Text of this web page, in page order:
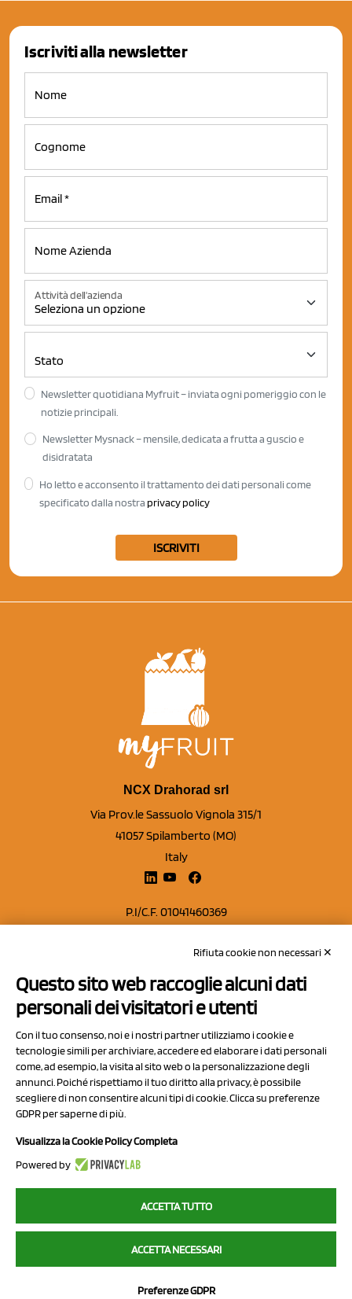
Iscriviti alla newsletter
Attività dell'azienda
Newsletter quotidiana Myfruit – inviata ogni pomeriggio con le
notizie principali.
Newsletter Mysnack – mensile, dedicata a frutta a guscio e
disidratata
Ho letto e acconsento il trattamento dei dati personali come
specificato dalla nostra privacy policy
ISCRIVITI
NCX Drahorad srl
Via Prov.le Sassuolo Vignola 315/1
41057 Spilamberto (MO)
Italy
P.I/C.F. 01041460369
Capitale sociale Euro 50.000,00 i.v.
Contatti
Privacy Policy
Cookie Policy
Chi Siamo
2023 NCX Drahorad srl - All rights reserved
myfruit.it è parte del network diNCX DRAHORAD
NCX Drahorad - Via Provinciale Vignola-Sassuolo 315/1 - 41057
Rifiuta cookie non necessari ✕
Questo sito web raccoglie alcuni dati
personali dei visitatori e utenti
Con il tuo consenso, noi e i nostri partner utilizziamo i cookie e
tecnologie simili per archiviare, accedere ed elaborare i dati personali
come, ad esempio, la visita al sito web o la personalizzazione degli
annunci. Poiché rispettiamo il tuo diritto alla privacy, è possibile
scegliere di non consentire alcuni tipi di cookie. Clicca su preferenze
GDPR per saperne di più.
Visualizza la Cookie Policy Completa
Powered by
ACCETTA TUTTO
ACCETTA NECESSARI
Preferenze GDPR